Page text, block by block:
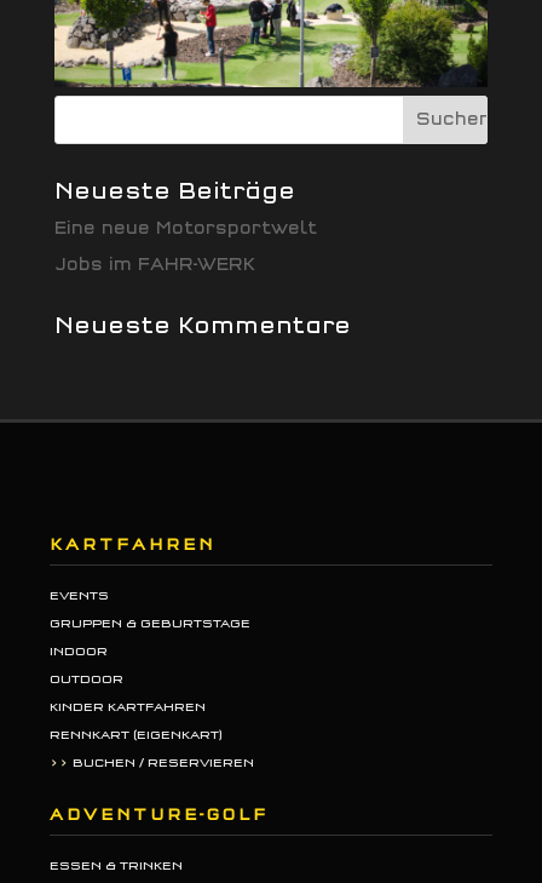
Neueste Beiträge
Eine neue Motorsportwelt
Jobs im FAHR-WERK
Neueste Kommentare
KARTFAHREN
EVENTS
GRUPPEN & GEBURTSTAGE
INDOOR
OUTDOOR
KINDER KARTFAHREN
RENNKART (EIGENKART)
>> BUCHEN / RESERVIEREN
ADVENTURE-GOLF
ESSEN & TRINKEN